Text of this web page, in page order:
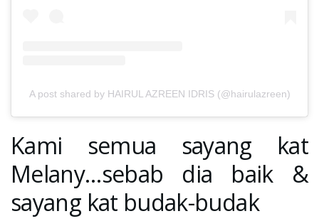
A post shared by HAIRUL AZREEN IDRIS (@hairulazreen)
Kami semua sayang kat
Melany…sebab dia baik &
sayang kat budak-budak